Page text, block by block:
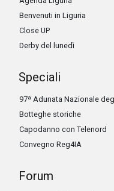
Benvenuti in Liguria
Close UP
Derby del lunedì
Speciali
97ª Adunata Nazionale
Botteghe storiche
Capodanno con Telenord
Convegno Reg4IA
Forum